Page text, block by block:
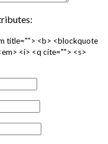
title=""> <b> <blockquote
<i> <q cite=""> <s>